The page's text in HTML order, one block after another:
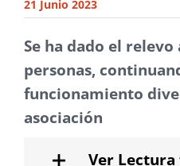
21 Junio 2023
Se ha dado el
personas,
funcionamiento
asociación
Ver Lectura